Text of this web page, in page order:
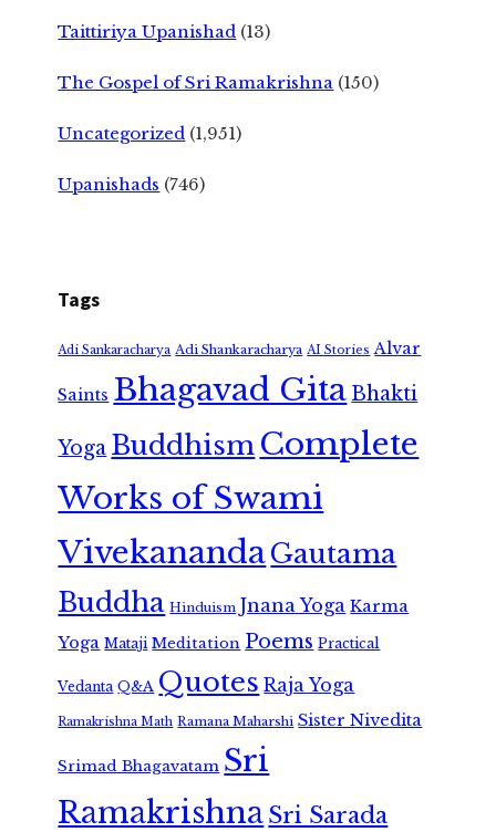
Taittiriya Upanishad (13)
The Gospel of Sri Ramakrishna (150)
Uncategorized (1,951)
Upanishads (746)
Tags
Adi Sankaracharya Adi Shankaracharya AI Stories Alvar
Saints Bhagavad GitaBhakti
Yoga Buddhism Complete
Works of Swami
VivekanandaGautama
Buddha Hinduism Jnana Yoga Karma
Yoga Mataji Meditation Poems Practical
Vedanta Q&A Quotes Raja Yoga
Ramakrishna Math Ramana Maharshi Sister Nivedita
Srimad Bhagavatam Sri
RamakrishnaSri Sarada